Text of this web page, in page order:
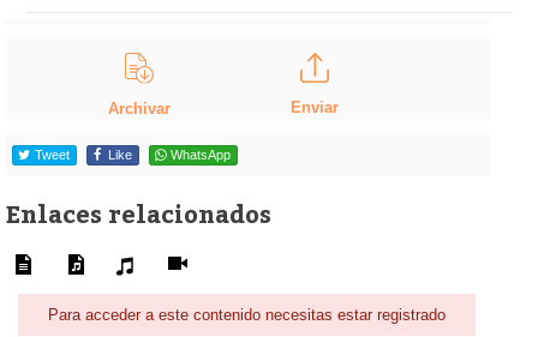
Archivar Enviar
Tweet Like WhatsApp
Enlaces relacionados
Para acceder a este contenido necesitas estar registrado